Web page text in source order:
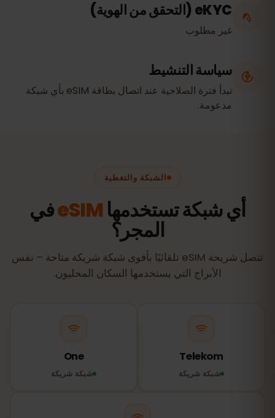
eKYC (التحقق من الهوية)
غير مطلوب
سياسة التنشيط
تبدأ فترة الصلاحية عند اتصال بطاقة eSIM بأي شبكة
مدعومة.
الشبكة والتغطية
أي شبكة تستخدمها eSIMفي
المجر؟
تتصل شريحة eSIM تلقائيًا بأقوى شبكة شريكة متاحة – نفس
الأبراج التي يستخدمها السكان المحليون.
Telekom
شبكة شريكة
One
شبكة شريكة